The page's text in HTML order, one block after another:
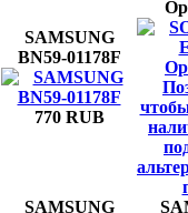
SAMSUNG
BN59-01178F
770 RUB
SAMSUNG